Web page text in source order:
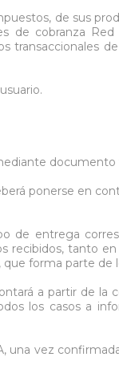
de sus
de cobranza
transaccionales
ponerse en
de entrega
recibidos, tanto
forma parte de
a partir de
los casos a
vez